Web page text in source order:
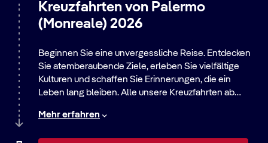
Kreuzfahrten von Palermo
(Monreale) 2026
Beginnen Sie eine unvergessliche Reise. Entdecken
Sie atemberaubende Ziele, erleben Sie vielfältige
Kulturen und schaffen Sie Erinnerungen, die ein
Leben lang bleiben. Alle unsere Kreuzfahrten ab
von entspannten Strandaufenthalten bis zu
Mehr erfahren